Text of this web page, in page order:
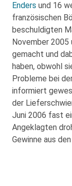
Enders und 16
französischen
beschuldigten
November 2005
gemacht und
haben, obwohl
Probleme bei
informiert
der
Juni 2006 fast
Angeklagten
Gewinne aus